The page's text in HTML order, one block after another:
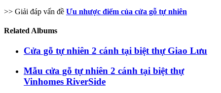
>> Giải đáp vấn đề Ưu nhược điểm của cửa gỗ tự nhiên
Related Albums
Cửa gỗ tự nhiên 2 cánh tại biệt thự Giao Lưu
Mẫu cửa gỗ tự nhiên 2 cánh tại biệt thự
Vinhomes RiverSide